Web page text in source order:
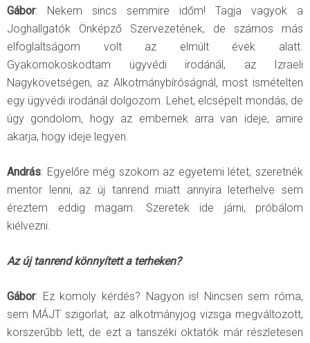
Gábor: Nekem sincs semmire időm! Tagja vagyok a
Joghallgatók Önképző Szervezetének, de számos más
elfoglaltságom volt az elmúlt évek alatt.
Gyakornokoskodtam ügyvédi irodánál, az Izraeli
Nagykövetségen, az Alkotmánybíróságnál, most ismételten
egy ügyvédi irodánál dolgozom. Lehet, elcsépelt mondás, de
úgy gondolom, hogy az embernek arra van ideje, amire
akarja, hogy ideje legyen.
András: Egyelőre még szokom az egyetemi létet, szeretnék
mentor lenni, az új tanrend miatt annyira leterhelve sem
éreztem eddig magam. Szeretek ide járni, próbálom
kiélvezni.
Az új tanrend könnyített a terheken?
Gábor: Ez komoly kérdés? Nagyon is! Nincsen sem róma,
sem MÁJT szigorlat, az alkotmányjog vizsga megváltozott,
korszerűbb lett, de ezt a tanszéki oktatók már részletesen